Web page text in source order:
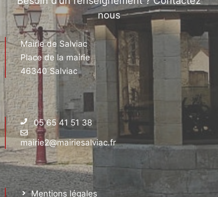
nous
Mairie de Salviac
Place de la mairie
46340 Salviac
05 65 41 51 38
mairie2@mairiesalviac.fr
Mentions légales